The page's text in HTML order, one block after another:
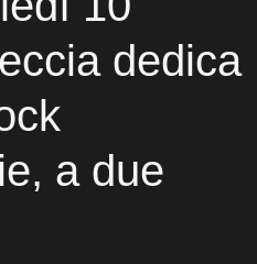
dedica
a due